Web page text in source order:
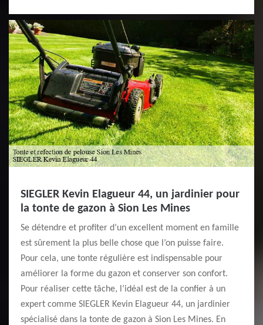
SIEGLER Kevin Elagueur 44, un jardinier pour
la tonte de gazon à Sion Les Mines
Se détendre et profiter d’un excellent moment en famille
est sûrement la plus belle chose que l’on puisse faire.
Pour cela, une tonte régulière est indispensable pour
améliorer la forme du gazon et conserver son confort.
Pour réaliser cette tâche, l’idéal est de la confier à un
expert comme SIEGLER Kevin Elagueur 44, un jardinier
spécialisé dans la tonte de gazon à Sion Les Mines. En